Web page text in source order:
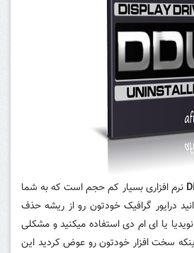
نرم افزاری بسیار کم حجم است که به شما
درایور گرافیک خودتون رو از ریشه حذف
یا ای ام دی استفاده میکنید و مشکلی
اینکه سخت افزار خودتون رو عوض کردید این